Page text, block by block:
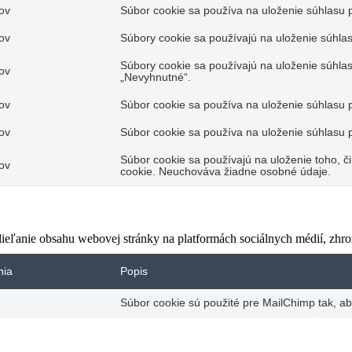
Súbor cookie sa používa na uloženie súhlasu
Súbory cookie sa používajú na uloženie
Súbory cookie sa používajú na uloženie
„Nevyhnutné“.
Súbor cookie sa používa na uloženie
Súbor cookie sa používa na uloženie súhlasu
Súbor cookie sa používajú na uloženie toho,
cookie. Neuchováva žiadne osobné údaje.
obsahu webovej stránky na platformách sociálnych médií,
Popis
Súbor cookie sú použité pre MailChimp tak,